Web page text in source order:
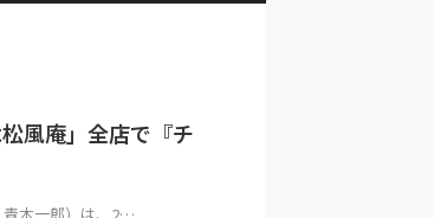
風庵」全店で『チ